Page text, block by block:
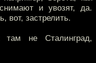
и увозят, да.
вот, застрелить.
не Сталинград,